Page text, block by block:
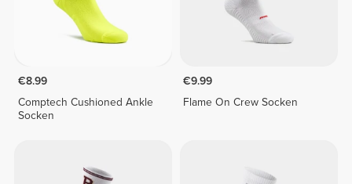
€8.99
Comptech Cushioned Ankle
Socken
€9.99
Flame On Crew Socken